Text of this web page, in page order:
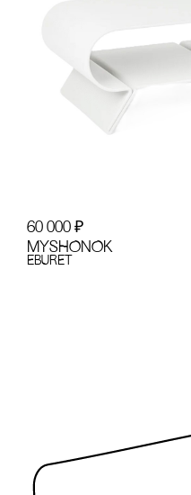
60 000 ₽
MYSHONOK
EBURET